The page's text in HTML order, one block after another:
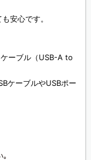
安心です。
ーブル（USB-A to
ケーブルやUSBポー